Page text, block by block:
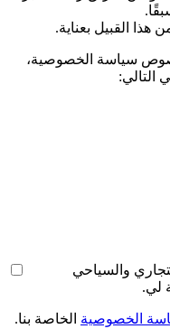
القبيل بعناية.
سياسة الخصوصية،
التالي:
والسياحي
لي.
الخصوصية الخاصة بنا.